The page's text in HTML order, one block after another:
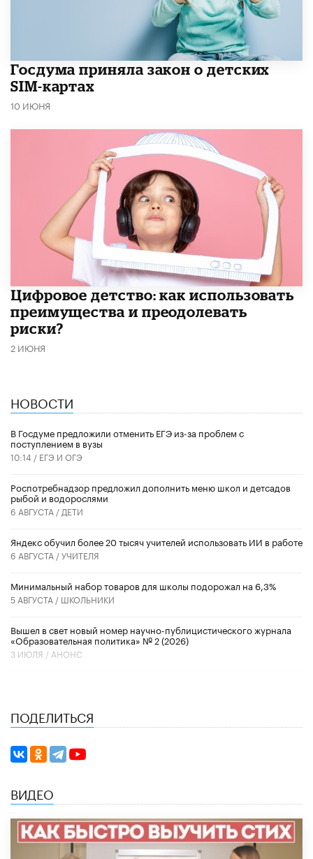
Госдума приняла закон о детских
SIM-картах
10 ИЮНЯ
​Цифровое детство: как использовать
преимущества и преодолевать
риски?
2 ИЮНЯ
НОВОСТИ
В Госдуме предложили отменить ЕГЭ из-за проблем с
поступлением в вузы
10:14 / ЕГЭ И ОГЭ
Роспотребнадзор предложил дополнить меню школ и детсадов
рыбой и водорослями
6 АВГУСТА / ДЕТИ
​Яндекс обучил более 20 тысяч учителей использовать ИИ в работе
6 АВГУСТА /УЧИТЕЛЯ
Минимальный набор товаров для школы подорожал на 6,3%
5 АВГУСТА / ШКОЛЬНИКИ
Вышел в свет новый номер научно-публицистического журнала
«Образовательная политика» № 2 (2026)
3 ИЮЛЯ / АНОНС
ПОДЕЛИТЬСЯ
ВИДЕО